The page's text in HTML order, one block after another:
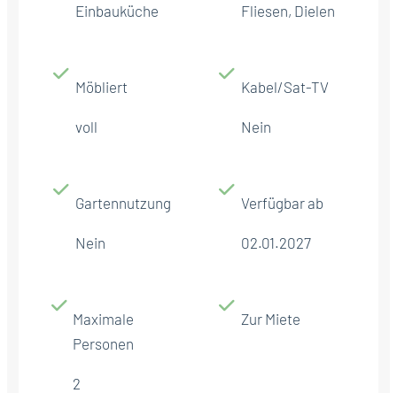
Einbauküche Fliesen, Dielen
Möbliert
voll
Kabel/Sat-TV
Nein
Gartennutzung
Nein
Verfügbar ab
02.01.2027
Maximale
Personen
2
Zur Miete